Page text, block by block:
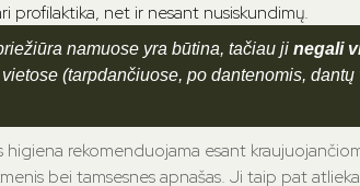
profilaktika, net ir nesant nusiskundimų.
namuose yra būtina, tačiau jinegali
(tarpdančiuose, po dantenomis,
higiena rekomenduojama esant
bei tamsesnes apnašas. Ji taip pat